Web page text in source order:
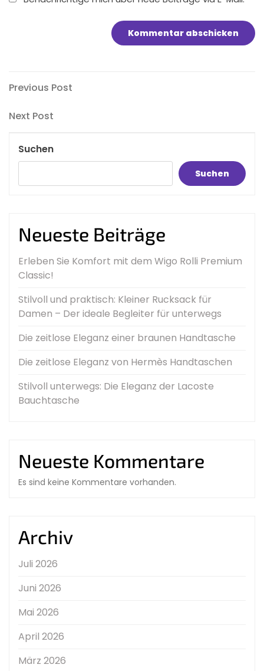
Beitragsnavigation
Previous
Previous Post
Next
Next Post
Suchen
Suchen
Neueste Beiträge
Erleben Sie Komfort mit dem Wigo Rolli Premium
Classic!
Stilvoll und praktisch: Kleiner Rucksack für
Damen – Der ideale Begleiter für unterwegs
Die zeitlose Eleganz einer braunen Handtasche
Die zeitlose Eleganz von Hermès Handtaschen
Stilvoll unterwegs: Die Eleganz der Lacoste
Bauchtasche
Neueste Kommentare
Es sind keine Kommentare vorhanden.
Archiv
Juli 2026
Juni 2026
Mai 2026
April 2026
März 2026